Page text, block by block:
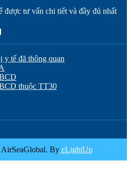
được tư vấn chi tiết và đầy đủ nhất
y tế đã thông quan
thuộc TT30
By eLightUp